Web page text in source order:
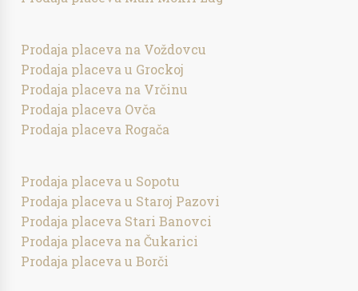
Prodaja placeva na Voždovcu
Prodaja placeva u Grockoj
Prodaja placeva na Vrčinu
Prodaja placeva Ovča
Prodaja placeva Rogača
Prodaja placeva u Sopotu
Prodaja placeva u Staroj Pazovi
Prodaja placeva Stari Banovci
Prodaja placeva na Čukarici
Prodaja placeva u Borči